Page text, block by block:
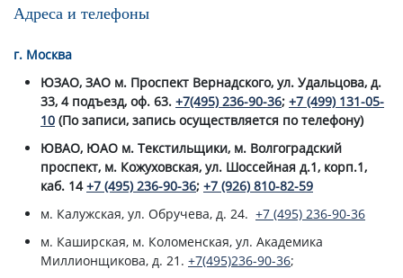
Адреса и телефоны
г. Москва
ЮЗАО, ЗАО м. Проспект Вернадского, ул. Удальцова, д.
33, 4 подъезд, оф. 63. +7(495) 236-90-36; +7 (499) 131-05-
10 (По записи, запись осуществляется по телефону)
ЮВАО, ЮАО м. Текстильщики, м. Волгоградский
проспект, м. Кожуховская, ул. Шоссейная д.1, корп.1,
каб. 14+7 (495) 236-90-36; +7 (926) 810-82-59
м. Калужская, ул. Обручева, д. 24. +7 (495) 236-90-36
м. Каширская, м. Коломенская, ул. Академика
Миллионщикова, д. 21. +7(495)236-90-36;